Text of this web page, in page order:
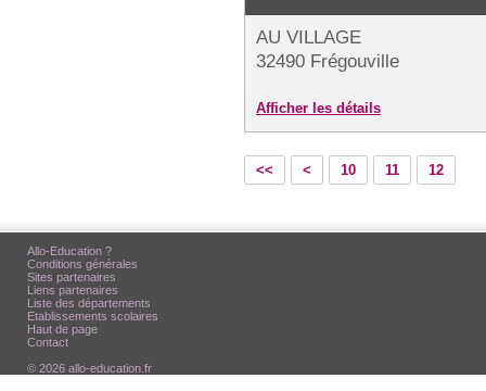
AU VILLAGE
32490 Frégouville
Afficher les détails
<< < 10 11 12
Allo-Education ?
Conditions générales
Sites partenaires
Liens partenaires
Liste des départements
Etablissements scolaires
Haut de page
Contact
© 2026 allo-education.fr